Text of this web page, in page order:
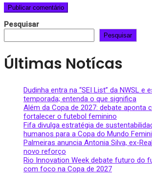
Pesquisar
Pesquisar
Últimas Notícas
Dudinha entra na “SEI List” da NWSL e
temporada; entenda o que significa
Além da Copa de 2027: debate aponta
fortalecer o futebol feminino
Fifa divulga estratégia de
humanos para a Copa do Mundo
Palmeiras anuncia Antonia Silva, ex-
novo reforço
Rio Innovation Week debate futuro do
com foco na Copa de 2027